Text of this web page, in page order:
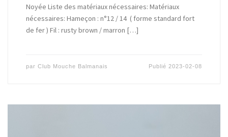
Noyée Liste des matériaux nécessaires: Matériaux
nécessaires: Hameçon : n°12 / 14 ( forme standard fort
de fer ) Fil : rusty brown / marron […]
par Club Mouche Balmanais Publié 2023-02-08